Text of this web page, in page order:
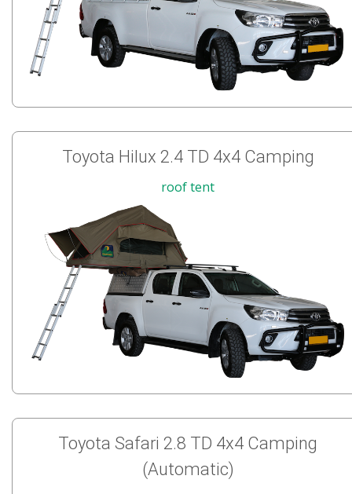
Toyota Hilux 2.4 TD 4x4 Camping
roof tent
Toyota Safari 2.8 TD 4x4 Camping
(Automatic)